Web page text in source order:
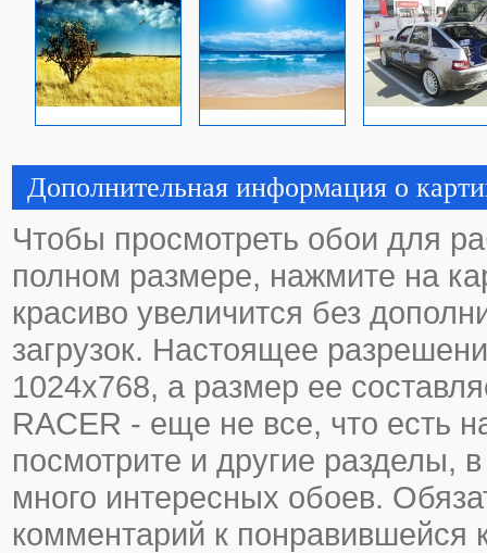
Дополнительная информация о
Чтобы просмотреть обои для
полном размере, нажмите на
красиво увеличится без
загрузок. Настоящее
1024х768, а размер ее
RACER - еще не все, что есть
посмотрите и другие разделы,
много интересных обоев.
комментарий к понравившейся